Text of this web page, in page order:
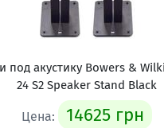
под акустику Bowers &
24 S2 Speaker Stand Black
Цена: 14625 грн